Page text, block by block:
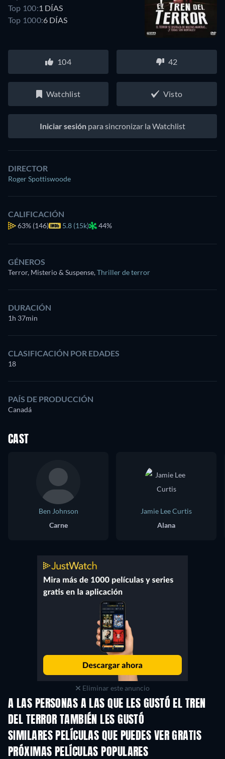
Top 100:1 DÍAS
Top 1000:6 DÍAS
104 42
Watchlist Visto
Iniciar sesión para sincronizar la Watchlist
DIRECTOR
Roger Spottiswoode
CALIFICACIÓN
63% (146) 5.8 (15k) 44%
GÉNEROS
Terror, Misterio & Suspense,Thriller de terror
DURACIÓN
1h 37min
CLASIFICACIÓN POR EDADES
18
PAÍS DE PRODUCCIÓN
Canadá
CAST
Ben Johnson
Carne
Jamie Lee Curtis
Alana
Eliminar este anuncio
A LAS PERSONAS A LAS QUE LES GUSTÓ EL TREN
DEL TERROR TAMBIÉN LES GUSTÓ
SIMILARES PELÍCULAS QUE PUEDES VER GRATIS
PRÓXIMAS PELÍCULAS POPULARES